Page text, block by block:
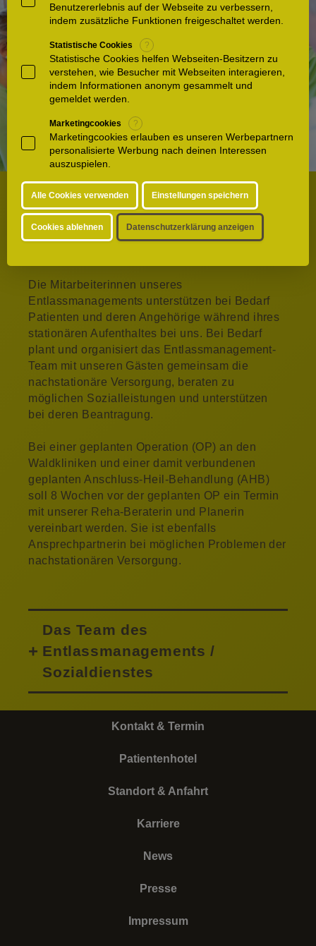
WALDKLINIKEN EISENBERG
Entlassmanagement /
Die Mitarbeiterinnen unseres
Entlassmanagements unterstützen bei Bedarf
Patienten und deren Angehörige während ihres
stationären Aufenthaltes bei uns. Bei Bedarf
plant und organisiert das Entlassmanagement-
Team mit unseren Gästen gemeinsam die
nachstationäre Versorgung, beraten zu
möglichen Sozialleistungen und unterstützen
bei deren Beantragung.
Bei einer geplanten Operation (OP) an den
Waldkliniken und einer damit verbundenen
geplanten Anschluss-Heil-Behandlung (AHB)
soll 8 Wochen vor der geplanten OP ein Termin
mit unserer Reha-Beraterin und Planerin
vereinbart werden. Sie ist ebenfalls
Ansprechpartnerin bei möglichen Problemen der
nachstationären Versorgung.
Das Team des
Entlassmanagements /
Sozialdienstes
Kontakt & Termin
Patientenhotel
Standort & Anfahrt
Karriere
News
Presse
Impressum
Benutzererlebnis auf der Webseite zu verbessern,
indem zusätzliche Funktionen freigeschaltet werden.
Statistische Cookies ?
Statistische Cookies helfen Webseiten-Besitzern zu
verstehen, wie Besucher mit Webseiten interagieren,
indem Informationen anonym gesammelt und
gemeldet werden.
Marketingcookies ?
Marketingcookies erlauben es unseren Werbepartnern
personalisierte Werbung nach deinen Interessen
auszuspielen.
Alle Cookies verwenden Einstellungen speichern
Cookies ablehnen Datenschutzerklärung anzeigen